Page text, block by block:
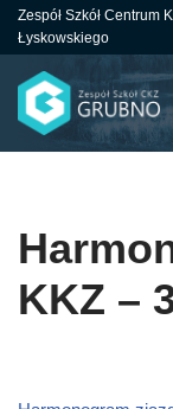
do
treści
Zespół Szkół Centrum
Łyskowskiego
KKZ –